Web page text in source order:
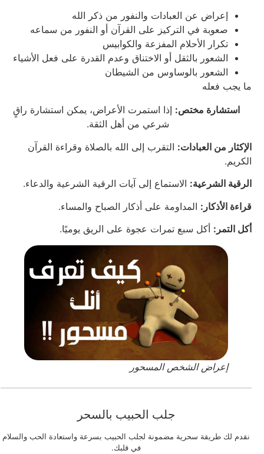
إعراض عن العبادات والنفور من ذكر الله
صعوبة في التركيز على القرآن أو النفور من سماعه
تكرار الأحلام المفزعة والكوابيس
الشعور بالثقل أو الاختناق وعدم القدرة على فعل الأشياء
الشعور بالوساوس من الشيطان
ما يجب فعله
استشارة مختص: إذا استمرت الأعراض، يمكن استشارة راقٍ
شرعي من أهل الثقة.
الإكثار من العبادات:التقرب إلى الله بالصلاة وقراءة القرآن
الكريم.
الرقية الشرعية:الاستماع إلى آيات الرقية الشرعية والدعاء.
قراءة الأذكار:المداومة على أذكار الصباح والمساء.
أكل التمر:أكل سبع تمرات عجوة على الريق يوميًا.
إعراض الشخص المسحور
جلب الحبيب بالسحر
نقدم لك طريقة سحرية مضمونة لجلب الحبيب بسرعة واستعادة الحب والسلام
في قلبك.